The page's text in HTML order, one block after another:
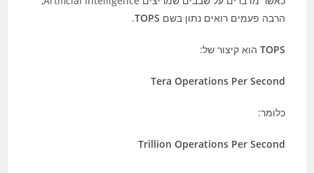
הרבה פעמים רואים נתון בשם TOPS
.
TOPS הוא קיצור של:
Tera Operations Per Second
כלומר:
Trillion Operations Per Second